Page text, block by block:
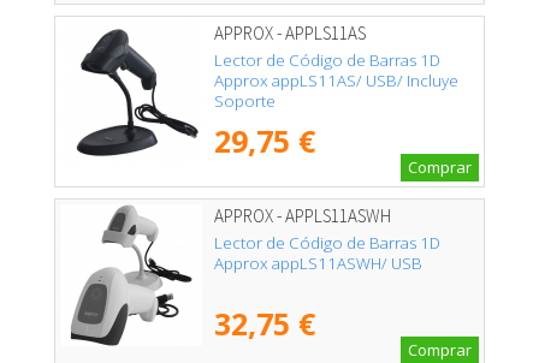
APPROX - APPLS11AS
Lector de Código de Barras 1D
Approx appLS11AS/ USB/ Incluye
Soporte
29,75 €
Comprar
APPROX - APPLS11ASWH
Lector de Código de Barras 1D
Approx appLS11ASWH/ USB
32,75 €
Comprar